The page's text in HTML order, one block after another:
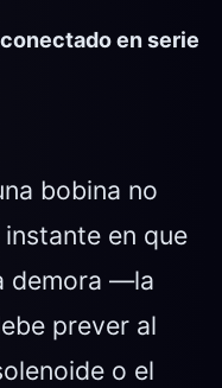
en serie
bobina no
en que
demora —la
prever al
o el